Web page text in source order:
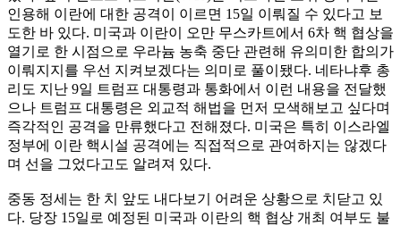
인용해 이란에 대한 공격이 이르면 15일 이뤄질 수 있다고 보
도한 바 있다. 미국과 이란이 오만 무스카트에서 6차 핵 협상을
열기로 한 시점으로 우라늄 농축 중단 관련해 유의미한 합의가
이뤄지지를 우선 지켜보겠다는 의미로 풀이됐다. 네타냐후 총
리도 지난 9일 트럼프 대통령과 통화에서 이런 내용을 전달했
으나 트럼프 대통령은 외교적 해법을 먼저 모색해보고 싶다며
즉각적인 공격을 만류했다고 전해졌다. 미국은 특히 이스라엘
정부에 이란 핵시설 공격에는 직접적으로 관여하지는 않겠다
며 선을 그었다고도 알려져 있다.
중동 정세는 한 치 앞도 내다보기 어려운 상황으로 치닫고 있
다. 당장 15일로 예정된 미국과 이란의 핵 협상 개최 여부도 불